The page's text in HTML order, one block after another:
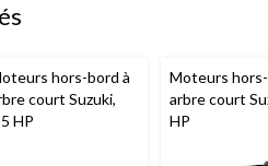
hors-bord à
court Suzuki,
HP
Moteurs
arbre court
HP